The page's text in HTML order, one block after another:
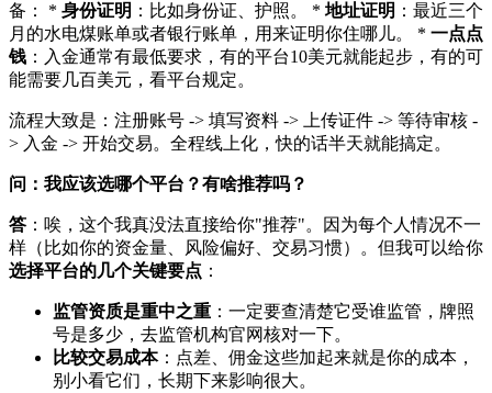
备： * 身份证明 ：比如身份证、护照。 * 地址证明 ：最近三个
月的水电煤账单或者银行账单，用来证明你住哪儿。 * 一点点
钱 ：入金通常有最低要求，有的平台10美元就能起步，有的可
能需要几百美元，看平台规定。
流程大致是：注册账号 -> 填写资料 -> 上传证件 -> 等待审核 -
> 入金 -> 开始交易。全程线上化，快的话半天就能搞定。
问：我应该选哪个平台？有啥推荐吗？
答 ：唉，这个我真没法直接给你"推荐"。因为每个人情况不一
样（比如你的资金量、风险偏好、交易习惯）。但我可以给你
选择平台的几个关键要点 ：
监管资质是重中之重 ：一定要查清楚它受谁监管，牌照
号是多少，去监管机构官网核对一下。
比较交易成本：点差、佣金这些加起来就是你的成本，
别小看它们，长期下来影响很大。